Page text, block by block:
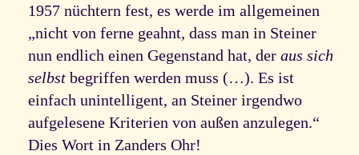
1957 nüchtern fest, es werde im allgemeinen
„nicht von ferne geahnt, dass man in Steiner
nun endlich einen Gegenstand hat, der aus sich
selbstbegriffen werden muss (…). Es ist
einfach unintelligent, an Steiner irgendwo
aufgelesene Kriterien von außen anzulegen.“
Dies Wort in Zanders Ohr!